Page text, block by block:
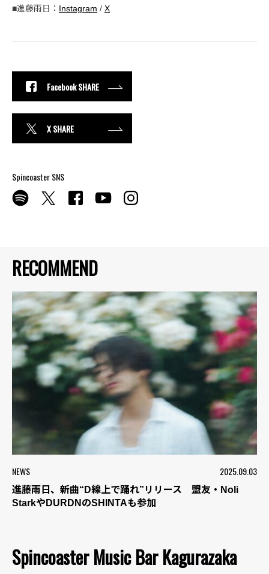
RECOMMEND
NEWS 2025.09.03
進藤雨日、新曲“D線上で踊れ”リリース 盟友・Noli
StarkやDURDNのSHINTAも参加
Spincoaster Music Bar Kagurazaka
■進藤雨日： Instagram / X
Facebook SHARE
X SHARE
Spincoaster SNS